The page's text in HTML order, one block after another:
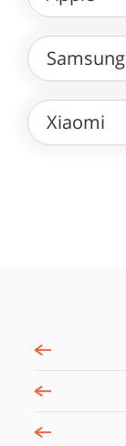
Samsung
Xiaomi